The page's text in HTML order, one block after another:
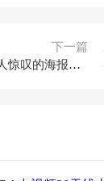
下一篇
MidjourneyAI人工智能创建和销售令人惊叹的海报教程10节课中英字幕